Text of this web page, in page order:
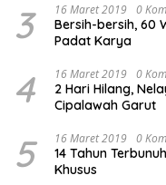
3 16 Maret 2019 0
Bersih-bersih, 60
Padat Karya
4 16 Maret 2019 0
2 Hari Hilang,
Cipalawah Garut
5 16 Maret 2019 0
14 Tahun
Khusus